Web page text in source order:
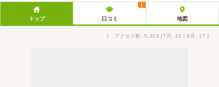
トップ 口コミ
1
地図
↑ アクセス数: 5,313 [7月: 33 | 6月: 17 ]